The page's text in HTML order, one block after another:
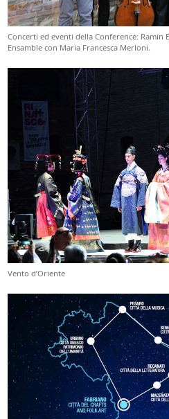
Concerti ed eventi della Conference: Ramin
Ensamble con Maria Francesca Merloni.
Vento d’Oriente